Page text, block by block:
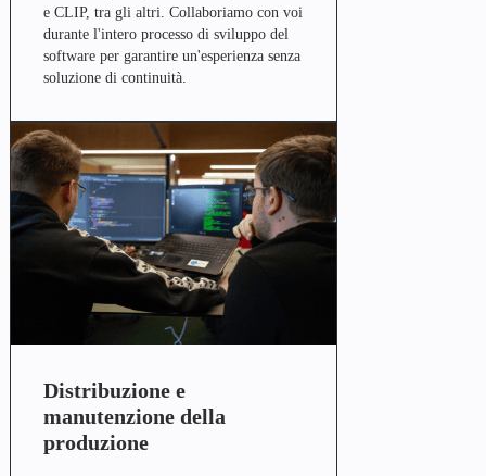
e CLIP, tra gli altri. Collaboriamo con voi
durante l'intero processo di sviluppo del
software per garantire un'esperienza senza
soluzione di continuità.
Distribuzione e
manutenzione della
produzione